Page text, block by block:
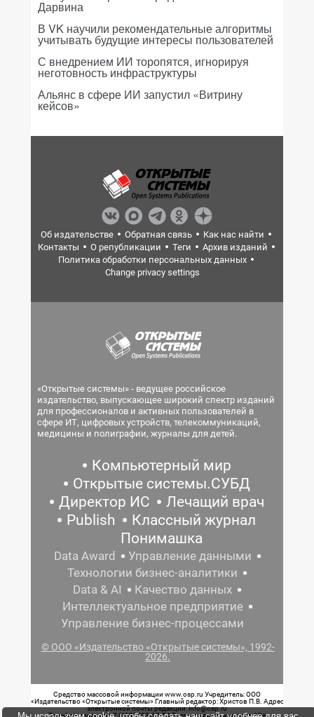
Дарвина
В VK научили рекомендательные алгоритмы
учитывать будущие интересы пользователей
С внедрением ИИ торопятся, игнорируя
неготовность инфраструктуры
Альянс в сфере ИИ запустил «Витрину
кейсов»
Об издательстве Обратная связь
Как нас найти
Контакты
О републикации Теги
Архив изданий
Политика обработки персональных данных
Change privacy settings
«Открытые системы» - ведущее российское
издательство, выпускающее широкий спектр изданий
для профессионалов и активных пользователей в
сфере ИТ, цифровых устройств, телекоммуникаций,
медицины и полиграфии, журналы для детей.
Компьютерный мир
Открытые системы.СУБД
Директор ИС
Лечащий врач
Publish
Классный журнал
Понимашка
Data Award
Управление данными
Технологии бизнес-аналитики
Data & AI
Качество данных
Интеллектуальное предприятие
Управление бизнес-процессами
© ООО «Издательство «Открытые системы», 1992-
2026.
Средство массовой информации www.osp.ru Учредитель: ООО
«Издательство «Открытые системы» Главный редактор: Христов П.В. Адрес
электронной почты редакции: info@osp.ru
Телефон редакции: 7 (499) 703-18-54 Возрастная маркировка: 12+